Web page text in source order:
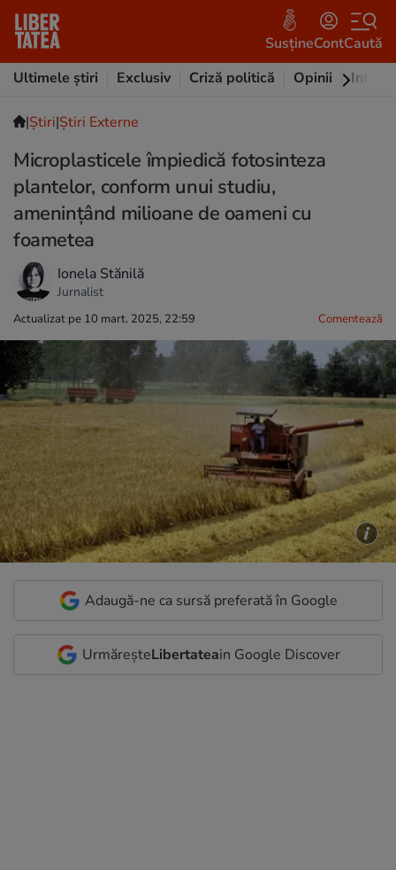
SusțineContCaută
Ultimele știri
Exclusiv Criză politică Opinii
|Ştiri|Știri Externe
Microplasticele împiedică fotosinteza
plantelor, conform unui studiu,
amenințând milioane de oameni cu
foametea
Ionela Stănilă
Jurnalist
Actualizat pe 10 mart. 2025, 22:59 Comentează
Adaugă-ne ca sursă preferată în Google
UrmăreșteLibertateain Google Discover